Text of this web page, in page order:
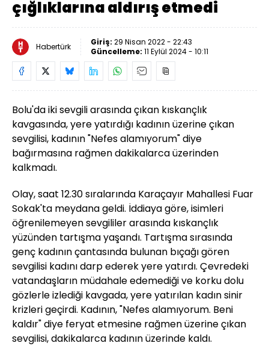
çığlıklarına aldırış etmedi
Habertürk Giriş: 29 Nisan 2022 - 22:43
Güncelleme: 11 Eylül 2024 - 10:11
Bolu'da iki sevgili arasında çıkan kıskançlık
kavgasında, yere yatırdığı kadının üzerine çıkan
sevgilisi, kadının "Nefes alamıyorum" diye
bağırmasına rağmen dakikalarca üzerinden
kalkmadı.
Olay, saat 12.30 sıralarında Karaçayır Mahallesi Fuar
Sokak'ta meydana geldi. İddiaya göre, isimleri
öğrenilemeyen sevgililer arasında kıskançlık
yüzünden tartışma yaşandı. Tartışma sırasında
genç kadının çantasında bulunan bıçağı gören
sevgilisi kadını darp ederek yere yatırdı. Çevredeki
vatandaşların müdahale edemediği ve korku dolu
gözlerle izlediği kavgada, yere yatırılan kadın sinir
krizleri geçirdi. Kadının, "Nefes alamıyorum. Beni
kaldır" diye feryat etmesine rağmen üzerine çıkan
sevgilisi, dakikalarca kadının üzerinde kaldı.